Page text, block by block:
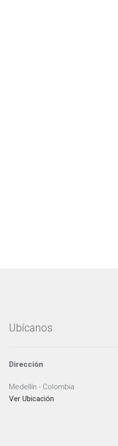
Ubícanos
Dirección
Medellín - Colombia
Ver Ubicación